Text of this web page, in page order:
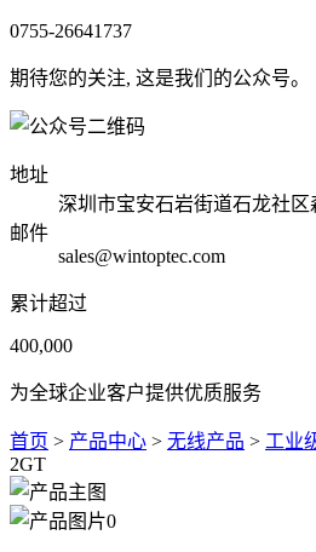
0755-26641737
期待您的关注, 这是我们的公众号。
地址
深圳市宝安石岩街道石龙社区
邮件
sales@wintoptec.com
累计超过
400,000
为全球企业客户提供优质服务
首页 > 产品中心 > 无线产品 > 工业
2GT